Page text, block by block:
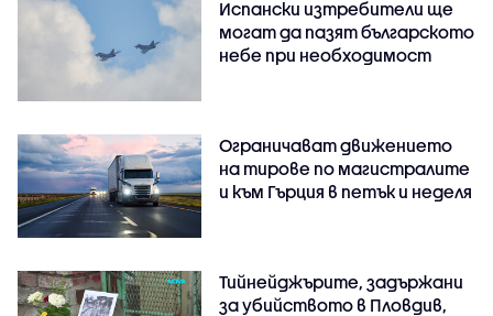
Испански изтребители ще
могат да пазят българското
небе при необходимост
Ограничават движението
на тирове по магистралите
и към Гърция в петък и неделя
Тийнейджърите, задържани
за убийството в Пловдив,